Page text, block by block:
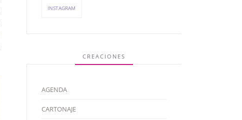
INSTAGRAM
CREACIONES
AGENDA
CARTONAJE